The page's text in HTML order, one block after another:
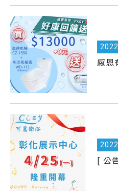
2022.
2022.